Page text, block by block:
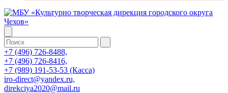
+7 (496) 726-8488,
+7 (496) 726-8416,
+7 (989) 191-53-53 (Касса)
iro-direct@yandex.ru,
direkciya2020@mail.ru